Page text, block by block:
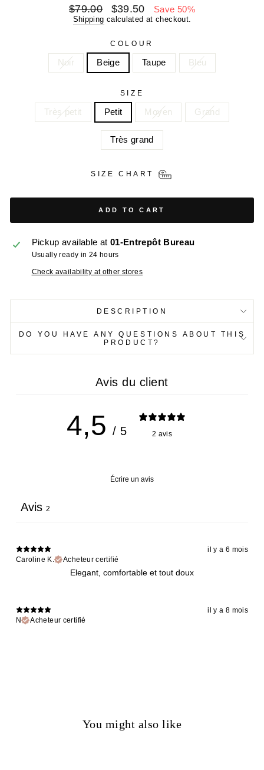
Regular
price
$79.00
Sale
price
$39.50 Save 50%
Shipping calculated at checkout.
COLOUR
Noir Beige Taupe Bleu
SIZE
Très petit Petit Moyen Grand
Très grand
SIZE CHART
ADD TO CART
Pickup available at 01-Entrepôt Bureau
Usually ready in 24 hours
Check availability at other stores
DESCRIPTION
DO YOU HAVE ANY QUESTIONS ABOUT THIS
PRODUCT?
Avis du client
4,5 / 5 2 avis
Écrire un avis
Avis 2
il y a 6 mois
Caroline K.
Acheteur certifié
Elegant, comfortable et tout doux
il y a 8 mois
N
Acheteur certifié
You might also like